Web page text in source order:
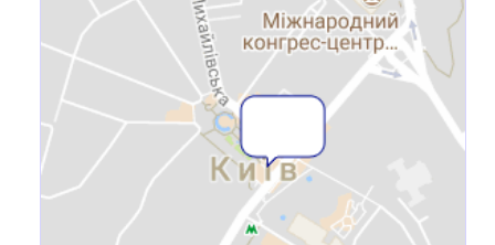
Посилання для мобільних
пристроїв